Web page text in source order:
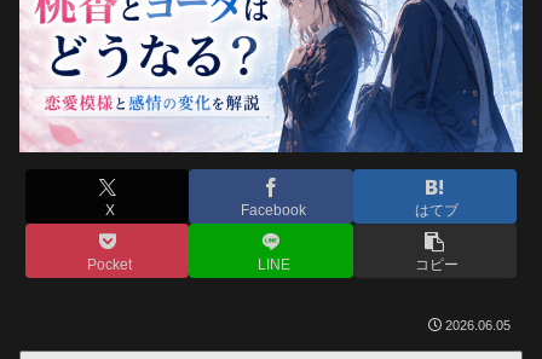
X Facebook はてブ
Pocket LINE コピー
2026.06.05